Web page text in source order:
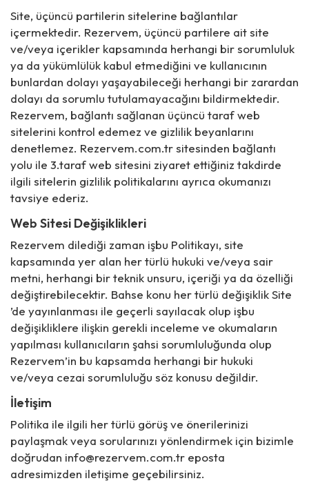
Site, üçüncü partilerin sitelerine bağlantılar
içermektedir. Rezervem, üçüncü partilere ait site
ve/veya içerikler kapsamında herhangi bir sorumluluk
ya da yükümlülük kabul etmediğini ve kullanıcının
bunlardan dolayı yaşayabileceği herhangi bir zarardan
dolayı da sorumlu tutulamayacağını bildirmektedir.
Rezervem, bağlantı sağlanan üçüncü taraf web
sitelerini kontrol edemez ve gizlilik beyanlarını
denetlemez. Rezervem.com.tr sitesinden bağlantı
yolu ile 3.taraf web sitesini ziyaret ettiğiniz takdirde
ilgili sitelerin gizlilik politikalarını ayrıca okumanızı
tavsiye ederiz.
Web Sitesi Değişiklikleri
Rezervem dilediği zaman işbu Politikayı, site
kapsamında yer alan her türlü hukuki ve/veya sair
metni, herhangi bir teknik unsuru, içeriği ya da özelliği
değiştirebilecektir. Bahse konu her türlü değişiklik Site
’de yayınlanması ile geçerli sayılacak olup işbu
değişikliklere ilişkin gerekli inceleme ve okumaların
yapılması kullanıcıların şahsi sorumluluğunda olup
Rezervem’in bu kapsamda herhangi bir hukuki
ve/veya cezai sorumluluğu söz konusu değildir.
İletişim
Politika ile ilgili her türlü görüş ve önerilerinizi
paylaşmak veya sorularınızı yönlendirmek için bizimle
doğrudan info@rezervem.com.tr eposta
adresimizden iletişime geçebilirsiniz.